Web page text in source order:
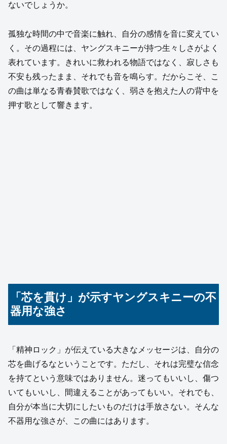
ないでしょうか。
孤独な時間の中で音楽に触れ、自分の感情を音に変えてい
く。その過程には、ヤングスキニーが持つ生々しさがよく
表れています。きれいに救われる物語ではなく、寂しさも
不安も残ったまま、それでも音を鳴らす。だからこそ、こ
の曲は単なる青春賛歌ではなく、弱さを抱えた人の背中を
押す歌として響きます。
「芯を貫け」が示すヤングスキニーの不
器用な強さ
「精神ロック」が伝えている大きなメッセージは、自分の
芯を曲げるなということです。ただし、それは完璧な信念
を持てという意味ではありません。迷ってもいいし、傷つ
いてもいいし、間違えることがあってもいい。それでも、
自分が本当に大切にしたいものだけは手放さない。そんな
不器用な強さが、この曲にはあります。